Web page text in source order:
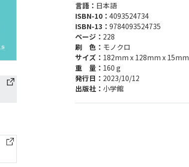
言語： 日本語
ISBN-10： 4093524734
ISBN-13： 9784093524735
ページ： 228
刷 色： モノクロ
サイズ： 182mm x 128mm x 15mm
重 量： 160 g
発行日： 2023/10/12
出版社： 小学館